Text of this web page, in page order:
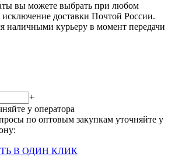
вы можете выбрать при любом
исключение доставки Почтой России.
наличными курьеру в момент передачи
+
у оператора
по оптовым закупкам уточняйте у
В ОДИН КЛИК